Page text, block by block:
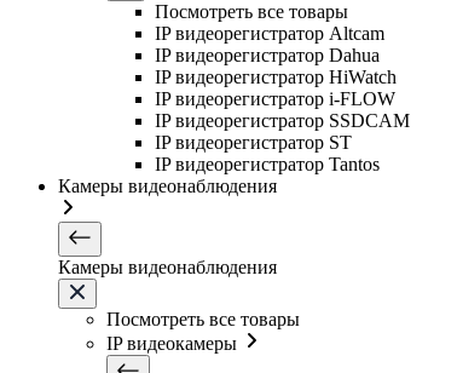
Посмотреть все товары
IP видеорегистратор Altcam
IP видеорегистратор Dahua
IP видеорегистратор HiWatch
IP видеорегистратор i-FLOW
IP видеорегистратор SSDCAM
IP видеорегистратор ST
IP видеорегистратор Tantos
Камеры видеонаблюдения
Камеры видеонаблюдения
Посмотреть все товары
IP видеокамеры